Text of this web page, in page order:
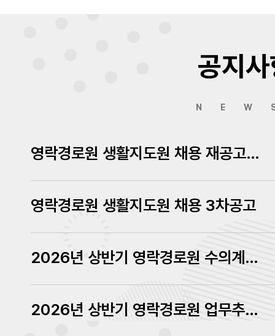
공지
영락경로원 생활지도원 채용 재공고에 따른 서류심사결과 발표
영락경로원 생활지도원 채용 3차공고
2026년 상반기 영락경로원 수의계약 내역 공고
2026년 상반기 영락경로원 업무추진비 내역 공고